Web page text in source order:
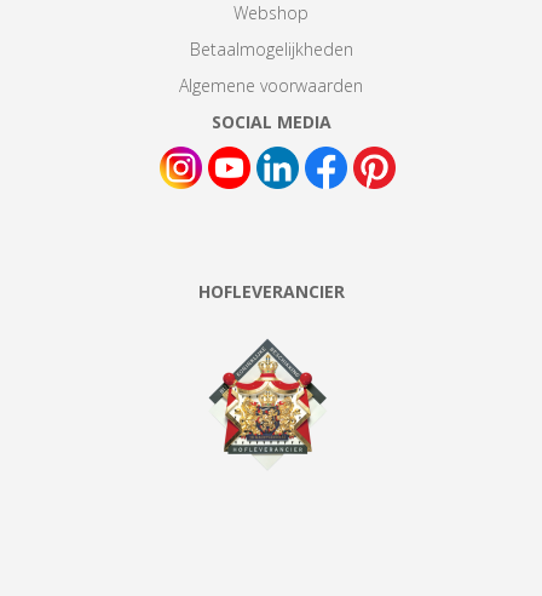
Webshop
Betaalmogelijkheden
Algemene voorwaarden
SOCIAL MEDIA
HOFLEVERANCIER